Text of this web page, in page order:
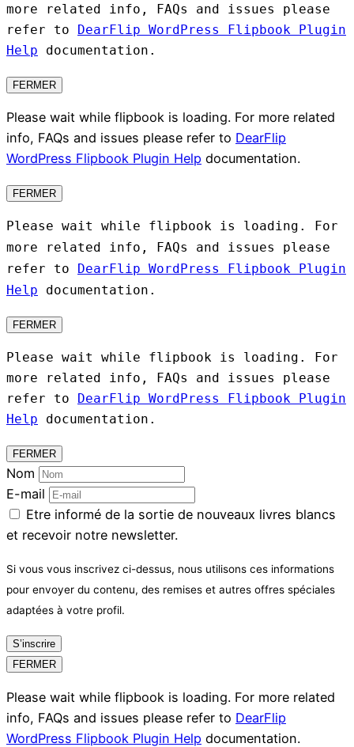
more related info, FAQs and issues please
refer to DearFlip WordPress Flipbook Plugin
Help documentation.
FERMER
Please wait while flipbook is loading. For more related
info, FAQs and issues please refer to DearFlip
WordPress Flipbook Plugin Help documentation.
FERMER
Please wait while flipbook is loading. For
more related info, FAQs and issues please
refer to DearFlip WordPress Flipbook Plugin
Help documentation.
FERMER
Please wait while flipbook is loading. For
more related info, FAQs and issues please
refer to DearFlip WordPress Flipbook Plugin
Help documentation.
FERMER
Nom
E-mail
Etre informé de la sortie de nouveaux livres blancs
et recevoir notre newsletter.
Si vous vous inscrivez ci-dessus, nous utilisons ces informations
pour envoyer du contenu, des remises et autres offres spéciales
adaptées à votre profil.
S’inscrire
FERMER
Please wait while flipbook is loading. For more related
info, FAQs and issues please refer to DearFlip
WordPress Flipbook Plugin Help documentation.